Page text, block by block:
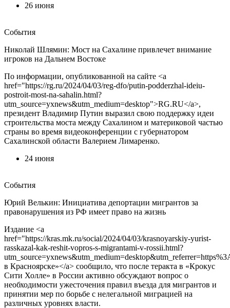
26 июня
События
Николай Шлямин: Мост на Сахалине привлечет внимание
игроков на Дальнем Востоке
По информации, опубликованной на сайте <a
href="https://rg.ru/2024/04/03/reg-dfo/putin-podderzhal-ideiu-
postroit-most-na-sahalin.html?
utm_source=yxnews&utm_medium=desktop">RG.RU</a>,
президент Владимир Путин выразил свою поддержку идеи
строительства моста между Сахалином и материковой частью
страны во время видеоконференции с губернатором
Сахалинской области Валерием Лимаренко.
24 июня
События
Юрий Велькин: Инициатива депортации мигрантов за
правонарушения из РФ имеет право на жизнь
Издание <a
href="https://kras.mk.ru/social/2024/04/03/krasnoyarskiy-yurist-
rasskazal-kak-reshit-vopros-s-migrantami-v-rossii.html?
в Красноярске»</a> сообщило, что после теракта в «Крокус
Сити Холле» в России активно обсуждают вопрос о
необходимости ужесточения правил въезда для мигрантов и
принятии мер по борьбе с нелегальной миграцией на
различных уровнях власти.